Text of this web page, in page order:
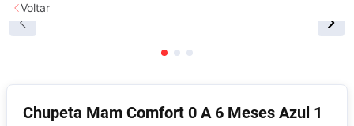
Chupeta Mam Comfort 0 A 6 Meses Azul 1
Voltar
2
6 º Desodorante